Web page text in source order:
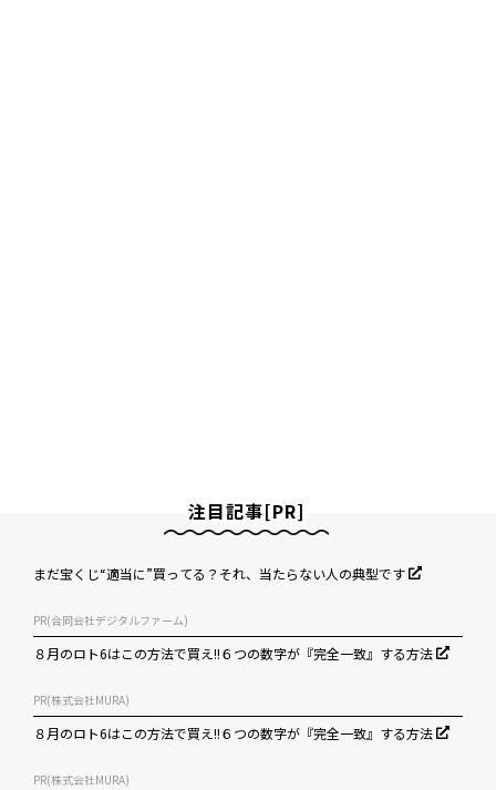
注目記事[PR]
まだ宝くじ“適当に”買ってる？それ、当たらない人の典型です
PR(合同会社デジタルファーム)
８月のロト6はこの方法で買え!!６つの数字が『完全一致』する方法
PR(株式会社MURA)
８月のロト6はこの方法で買え!!６つの数字が『完全一致』する方法
PR(株式会社MURA)